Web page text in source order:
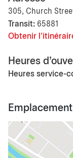
305, Church
Transit: 65881
Obtenir
Heures
Heures service-
Emplacement